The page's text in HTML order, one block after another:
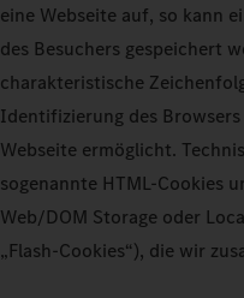
eine Webseite auf, so kann
des Besuchers gespeichert
charakteristische
Identifizierung des
Webseite ermöglicht.
sogenannte HTML-Cookies
Web/DOM Storage oder
„Flash-Cookies“), die wir